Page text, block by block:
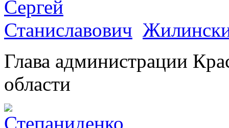
Глава администрации
области